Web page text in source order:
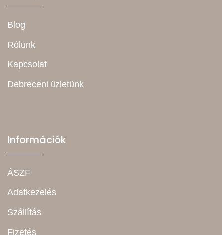
Blog
Rólunk
Kapcsolat
Debreceni üzletünk
Információk
ÁSZF
Adatkezelés
Szállítás
Fizetés